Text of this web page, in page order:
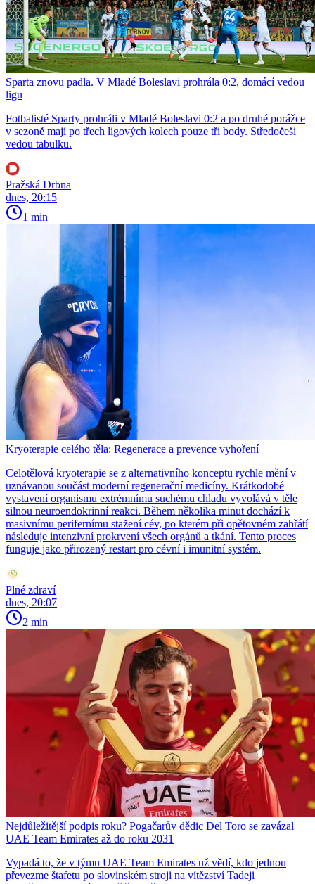
Sparta znovu padla. V Mladé Boleslavi prohrála 0:2, domácí vedou
ligu
Fotbalisté Sparty prohráli v Mladé Boleslavi 0:2 a po druhé porážce
v sezoně mají po třech ligových kolech pouze tři body. Středočeši
vedou tabulku.
Pražská Drbna
dnes, 20:15
1 min
Kryoterapie celého těla: Regenerace a prevence vyhoření
Celotělová kryoterapie se z alternativního konceptu rychle mění v
uznávanou součást moderní regenerační medicíny. Krátkodobé
vystavení organismu extrémnímu suchému chladu vyvolává v těle
silnou neuroendokrinní reakci. Během několika minut dochází k
masivnímu perifernímu stažení cév, po kterém při opětovném zahřátí
následuje intenzivní prokrvení všech orgánů a tkání. Tento proces
funguje jako přirozený restart pro cévní i imunitní systém.
Plné zdraví
dnes, 20:07
2 min
Nejdůležitější podpis roku? Pogačarův dědic Del Toro se zavázal
UAE Team Emirates až do roku 2031
Vypadá to, že v týmu UAE Team Emirates už vědí, kdo jednou
převezme štafetu po slovinském stroji na vítězství Tadeji